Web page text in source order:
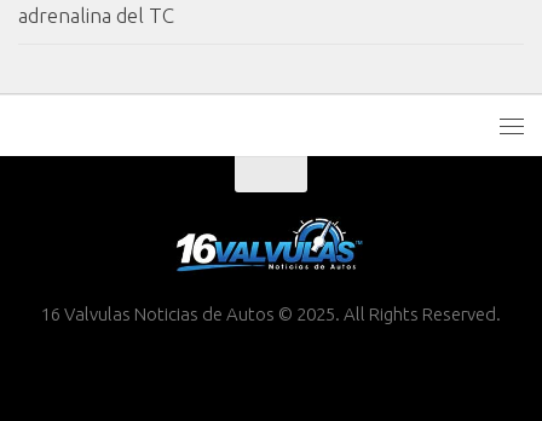
adrenalina del TC
16 Valvulas Noticias de Autos © 2025. All Rights Reserved.